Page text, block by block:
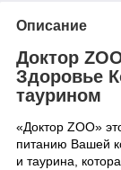
Описание
Доктор
Здоровье
таурином
«Доктор ZOO»
питанию Вашей
и таурина,